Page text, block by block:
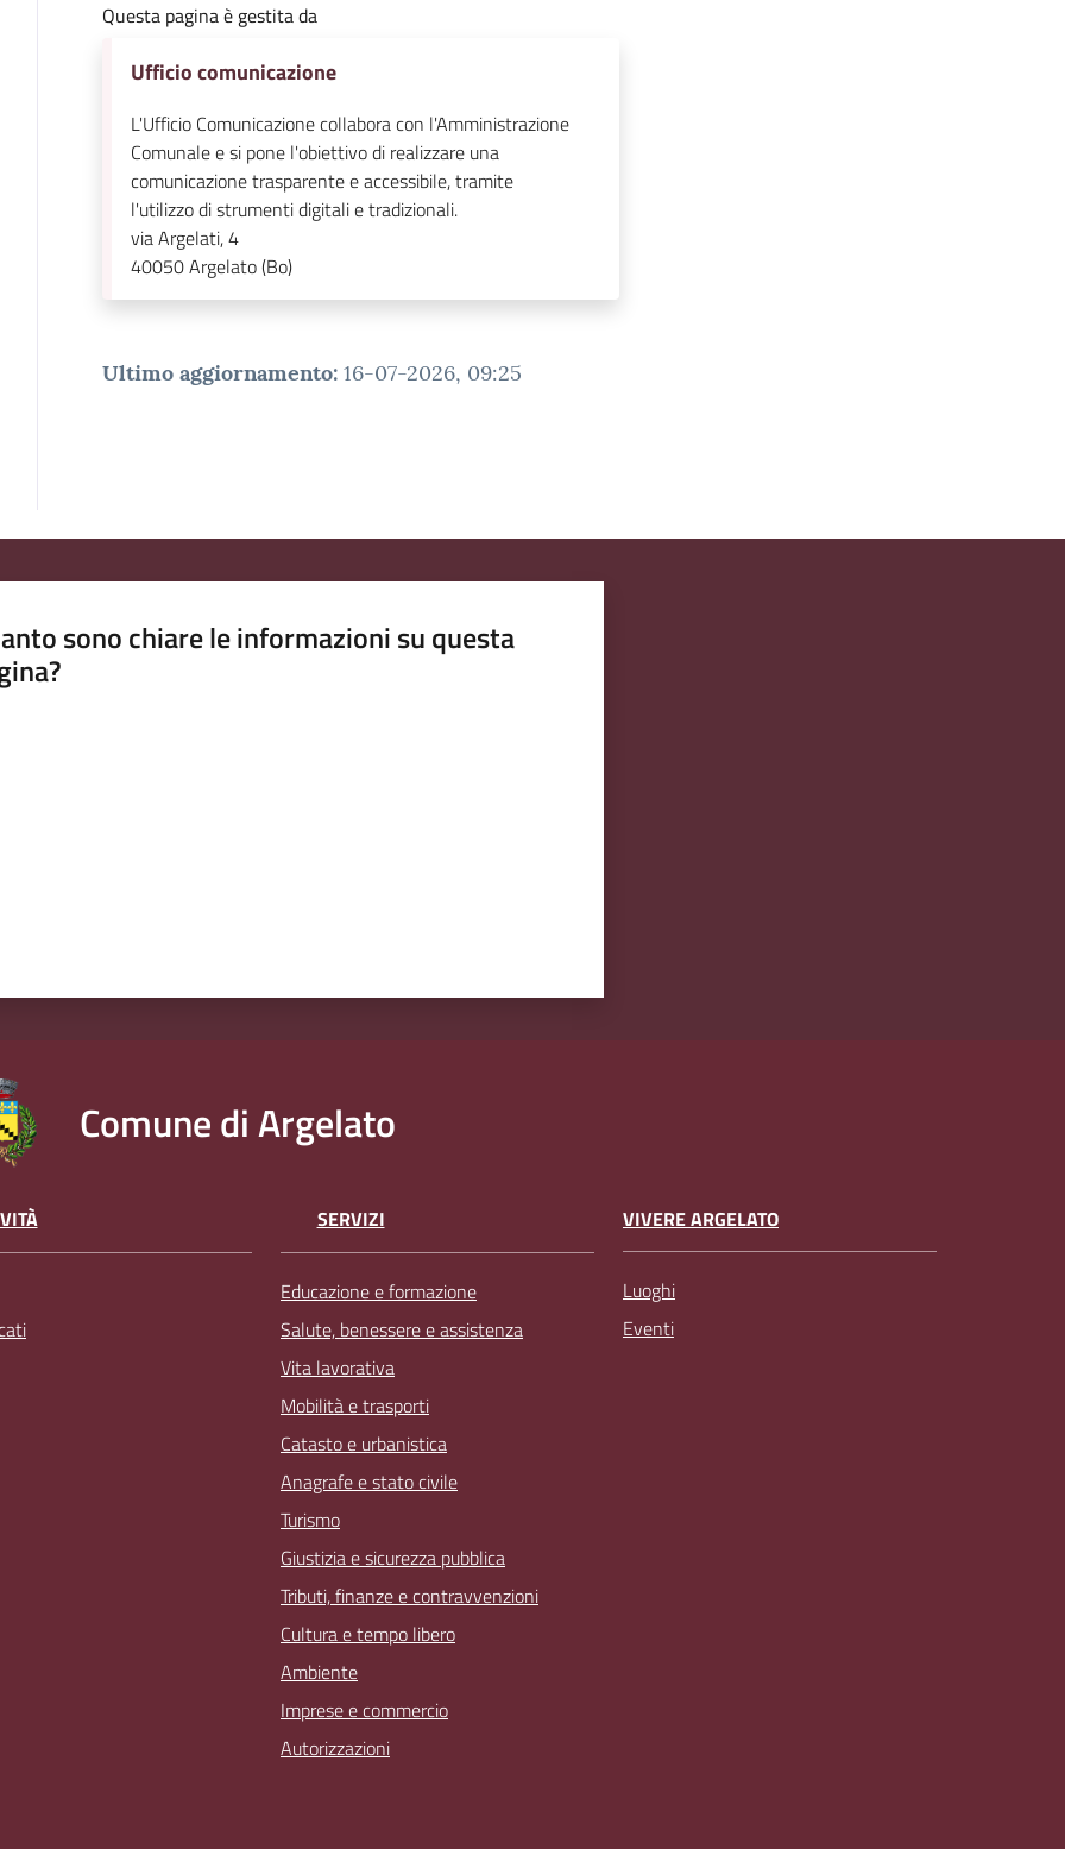
Questa pagina è gestita da
Ufficio comunicazione
L'Ufficio Comunicazione collabora con l'Amministrazione
Comunale e si pone l'obiettivo di realizzare una
comunicazione trasparente e accessibile, tramite
l'utilizzo di strumenti digitali e tradizionali.
via Argelati, 4
40050Argelato (Bo)
Ultimo aggiornamento: 16-07-2026, 09:25
sono chiare le informazioni su questa
Comune di Argelato
SERVIZI
Educazione e formazione
Salute, benessere e assistenza
Vita lavorativa
Mobilità e trasporti
Catasto e urbanistica
Anagrafe e stato civile
Turismo
Giustizia e sicurezza pubblica
Tributi, finanze e contravvenzioni
Cultura e tempo libero
Ambiente
Imprese e commercio
Autorizzazioni
VIVERE ARGELATO
Luoghi
Eventi